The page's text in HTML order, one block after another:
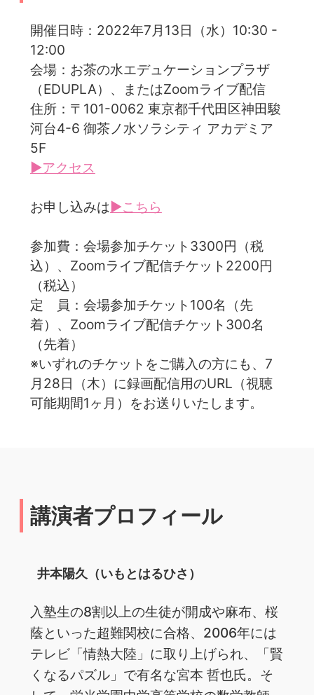
開催日時：2022年7月13日（水）10:30 -
12:00
会場：お茶の水エデュケーションプラザ
（EDUPLA）、またはZoomライブ配信
住所：〒101-0062 東京都千代田区神田駿
河台4-6 御茶ノ水ソラシティ アカデミア
5F
▶アクセス
お申し込みは▶こちら
参加費：会場参加チケット3300円（税
込）、Zoomライブ配信チケット2200円
（税込）
定 員：会場参加チケット100名（先
着）、Zoomライブ配信チケット300名
（先着）
※いずれのチケットをご購入の方にも、7
月28日（木）に録画配信用のURL（視聴
可能期間1ヶ月）をお送りいたします。
講演者プロフィール
井本陽久（いもとはるひさ）
入塾生の8割以上の生徒が開成や麻布、桜
蔭といった超難関校に合格、️2006年には
テレビ「情熱大陸」に取り上げられ、「賢
くなるパズル」で有名な宮本 哲也氏。そ